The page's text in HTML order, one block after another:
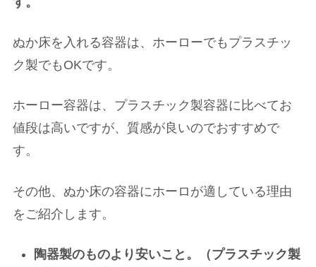
ぬか床を入れる容器は、ホーローでもプラスチッ
ク製でもOKです。
ホーロー容器は、プラスチック製容器に比べてお
値段は高いですが、質感が良いのでおすすめで
す。
その他、ぬか床の容器にホーロが適している理由
をご紹介します。
陶器製のものより安いこと。（プラスチック製